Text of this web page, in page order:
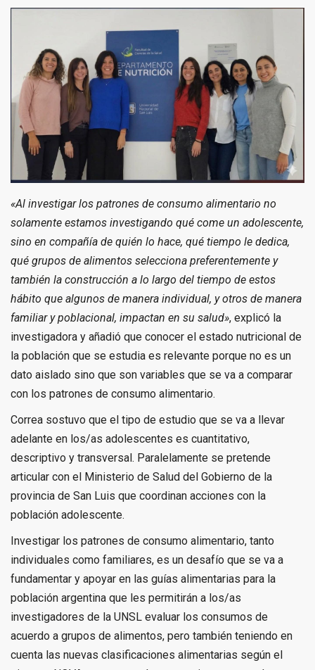
«Al investigar los patrones de consumo alimentario no
solamente estamos investigando qué come un adolescente,
sino en compañía de quién lo hace, qué tiempo le dedica,
qué grupos de alimentos selecciona preferentemente y
también la construcción a lo largo del tiempo de estos
hábito que algunos de manera individual, y otros de manera
familiar y poblacional, impactan en su salud», explicó la
investigadora y añadió que conocer el estado nutricional de
la población que se estudia es relevante porque no es un
dato aislado sino que son variables que se va a comparar
con los patrones de consumo alimentario.
Correa sostuvo que el tipo de estudio que se va a llevar
adelante en los/as adolescentes es cuantitativo,
descriptivo y transversal. Paralelamente se pretende
articular con el Ministerio de Salud del Gobierno de la
provincia de San Luis que coordinan acciones con la
población adolescente.
Investigar los patrones de consumo alimentario, tanto
individuales como familiares, es un desafío que se va a
fundamentar y apoyar en las guías alimentarias para la
población argentina que les permitirán a los/as
investigadores de la UNSL evaluar los consumos de
acuerdo a grupos de alimentos, pero también teniendo en
cuenta las nuevas clasificaciones alimentarias según el